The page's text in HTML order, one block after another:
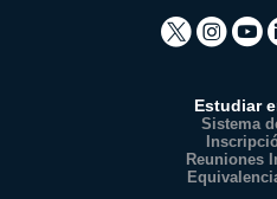
Estudiar
Sistema
Reuniones